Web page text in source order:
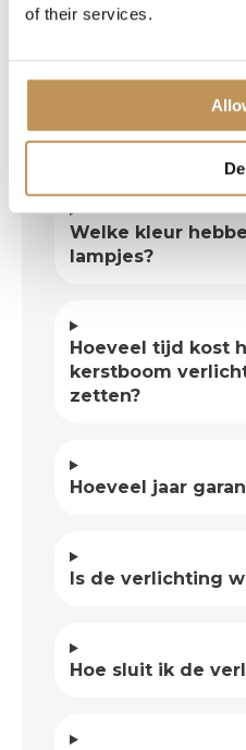
of their services.
Veelgestelde
Welke kleur
lampjes?
Hoeveel tijd kost
kerstboom
zetten?
Hoeveel jaar
Is de verlichting
Hoe sluit ik de